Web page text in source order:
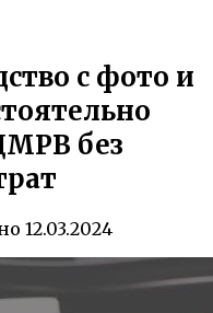
с фото и
без
12.03.2024